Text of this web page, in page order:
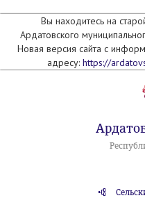
Вы находитесь на
Ардатовского
Новая версия сайта с
адресу: https://